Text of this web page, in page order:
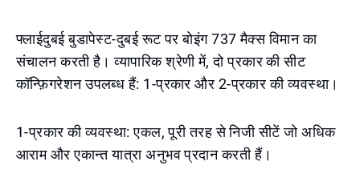
फ्लाईदुबई बुडापेस्ट-दुबई रूट पर बोइंग 737 मैक्स विमान का
संचालन करती है। व्यापारिक श्रेणी में, दो प्रकार की सीट
कॉन्फ़िगरेशन उपलब्ध हैं: 1-प्रकार और 2-प्रकार की व्यवस्था।
1-प्रकार की व्यवस्था: एकल, पूरी तरह से निजी सीटें जो अधिक
आराम और एकान्त यात्रा अनुभव प्रदान करती हैं।